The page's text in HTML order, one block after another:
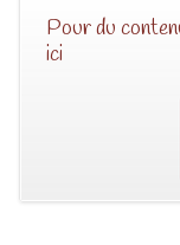
Pour du
ici